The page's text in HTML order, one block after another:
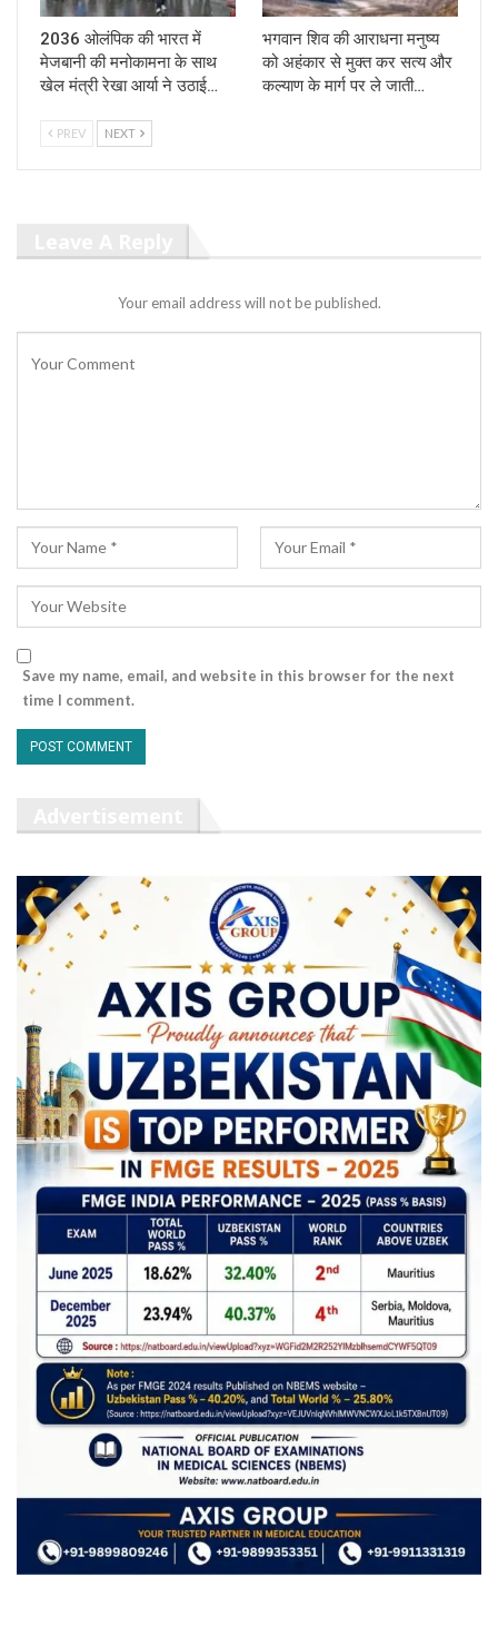
2036 ओलंपिक की भारत में
मेजबानी की मनोकामना के साथ
खेल मंत्री रेखा आर्या ने उठाई…
भगवान शिव की आराधना मनुष्य
को अहंकार से मुक्त कर सत्य और
कल्याण के मार्ग पर ले जाती…
PREV NEXT
Your email address will not be published.
Save my name, email, and website in this browser for the next
time I comment.